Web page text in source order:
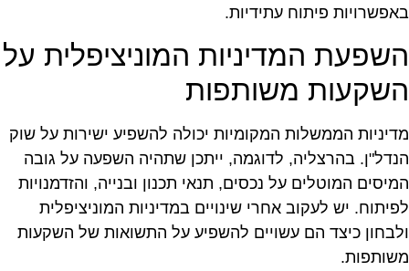
פיתוח עתידיות.
המדיניות המוניציפלית על
משותפות
הממשלות המקומיות יכולה להשפיע ישירות על שוק
בהרצליה, לדוגמה, ייתכן שתהיה השפעה על גובה
המוטלים על נכסים, תנאי תכנון ובנייה, והזדמנויות
יש לעקוב אחרי שינויים במדיניות המוניציפלית
כיצד הם עשויים להשפיע על התשואות של השקעות